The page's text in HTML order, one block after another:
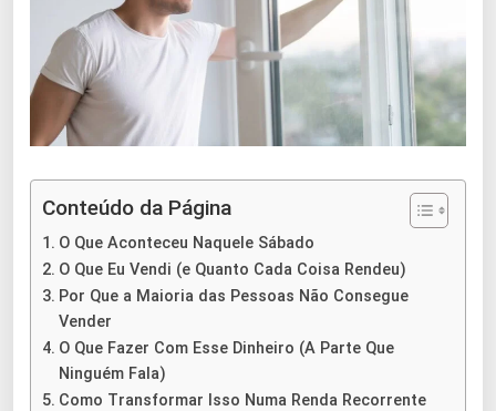
Conteúdo da Página
O Que Aconteceu Naquele Sábado
O Que Eu Vendi (e Quanto Cada Coisa Rendeu)
Por Que a Maioria das Pessoas Não Consegue
Vender
O Que Fazer Com Esse Dinheiro (A Parte Que
Ninguém Fala)
Como Transformar Isso Numa Renda Recorrente